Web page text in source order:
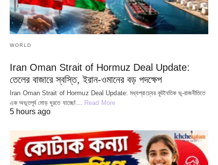
WORLD
Iran Oman Strait of Hormuz Deal Update:
তেলের বাজারে স্বস্তি, ইরান-ওমানের বড় পদক্ষেপ
Iran Oman Strait of Hormuz Deal Update: মধ্যপ্রাচ্যের কূটনৈতিক ভূ-রাজনীতিতে
এক অভূতপূর্ব মোড় ঘুরতে যাচ্ছে!…
Read More
5 hours ago